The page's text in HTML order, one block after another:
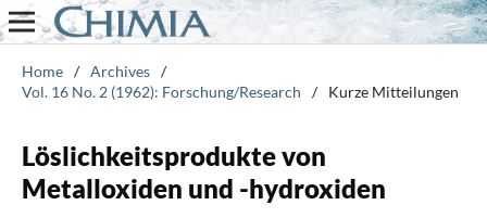
Home / Archives /
Vol. 16 No. 2 (1962): Forschung/Research
/ Kurze Mitteilungen
Löslichkeitsprodukte von
Metalloxiden und -hydroxiden